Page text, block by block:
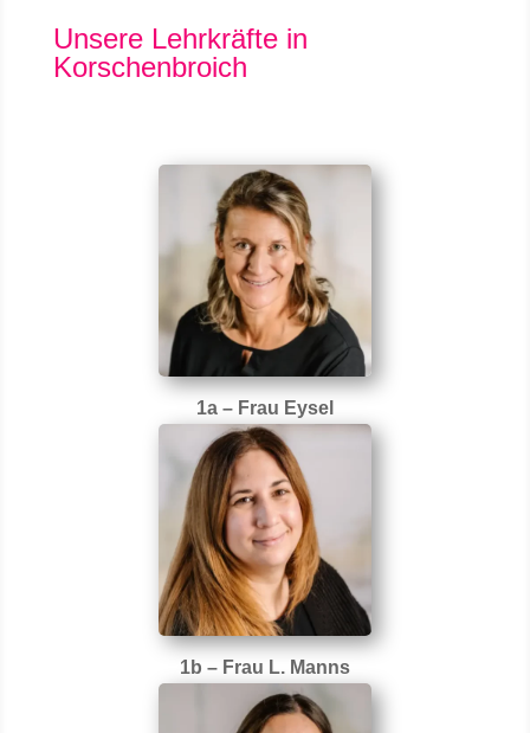
Unsere Lehrkräfte in
Korschenbroich
1a – Frau Eysel
1b – Frau L. Manns